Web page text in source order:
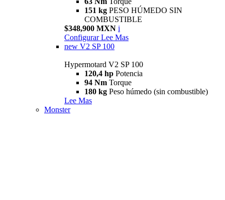
151 kg PESO HÚMEDO SIN
COMBUSTIBLE
$348,900 MXN i
Configurar Lee Mas
new V2 SP 100
Hypermotard V2 SP 100
120,4 hp Potencia
94 Nm Torque
180 kg Peso húmedo (sin combustible)
Lee Mas
Monster